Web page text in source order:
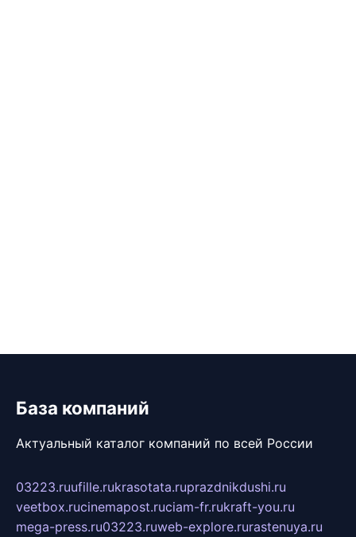
База компаний
Актуальный каталог компаний по всей России
03223.ruufille.rukrasotata.ruprazdnikdushi.ru
veetbox.rucinemapost.ruciam-fr.rukraft-you.ru
mega-press.ru03223.ruweb-explore.rurastenuya.ru